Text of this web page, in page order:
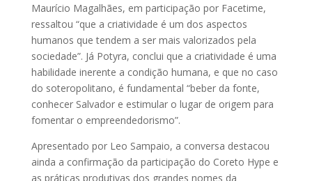
Maurício Magalhães, em participação por Facetime,
ressaltou “que a criatividade é um dos aspectos
humanos que tendem a ser mais valorizados pela
sociedade”. Já Potyra, conclui que a criatividade é uma
habilidade inerente a condição humana, e que no caso
do soteropolitano, é fundamental “beber da fonte,
conhecer Salvador e estimular o lugar de origem para
fomentar o empreendedorismo”.
Apresentado por Leo Sampaio, a conversa destacou
ainda a confirmação da participação do Coreto Hype e
as práticas produtivas dos grandes nomes da